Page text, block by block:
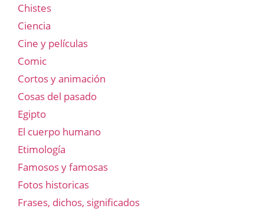
Chistes
Ciencia
Cine y películas
Comic
Cortos y animación
Cosas del pasado
Egipto
El cuerpo humano
Etimología
Famosos y famosas
Fotos historicas
Frases, dichos, significados